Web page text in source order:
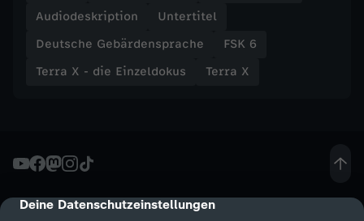
cmp-dialog-description
Deine Datenschutzeinstellungen
n
Audiodeskription
Untertitel
Deutsche Gebärdensprache
FSK 6
Terra X - die Einzeldokus
Terra X